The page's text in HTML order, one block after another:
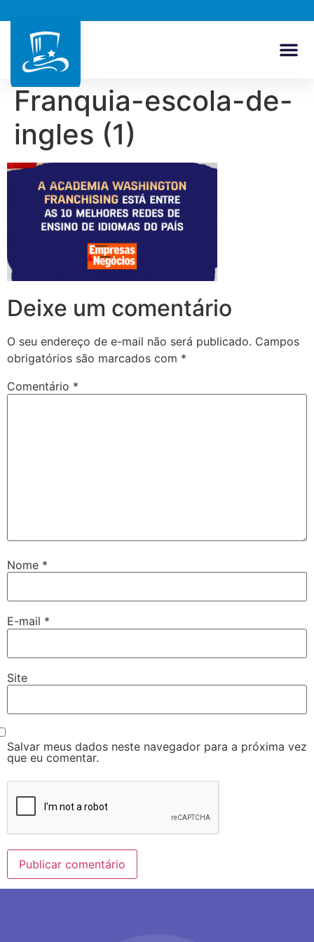
Franquia-escola-de-
ingles (1)
Deixe um comentário
O seu endereço de e-mail não será publicado. Campos
obrigatórios são marcados com *
Comentário *
Nome *
E-mail *
Site
Salvar meus dados neste navegador para a próxima vez
que eu comentar.